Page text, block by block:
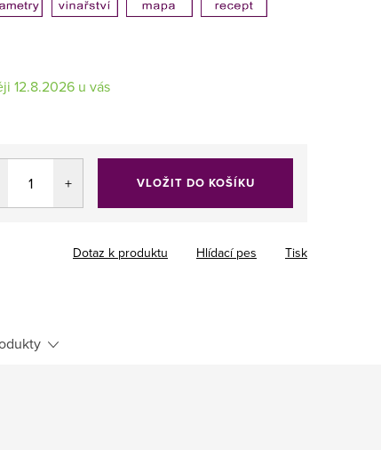
12.8.2026
VLOŽIT DO KOŠÍKU
Tisk
Dotaz k produktu Hlídací pes